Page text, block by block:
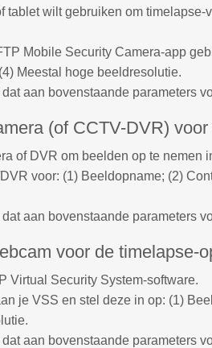
tablet wilt gebruiken om
Mobile Security Camera-app
Meestal hoge beeldresolutie.
aan bovenstaande parameters
(of CCTV-DVR)
of DVR om beelden op te nemen
voor: (1) Beeldopname; (2)
aan bovenstaande parameters
voor de timelapse-
Virtual Security System-software.
je VSS en stel deze in op: (1)
aan bovenstaande parameters